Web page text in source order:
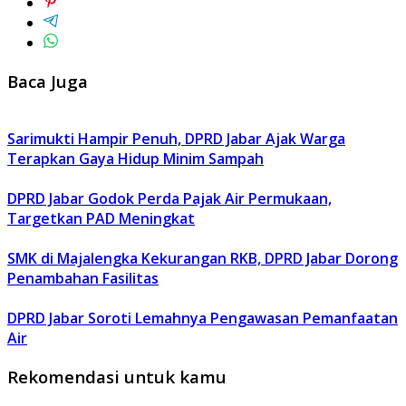
Baca Juga
Sarimukti Hampir Penuh, DPRD Jabar Ajak Warga
Terapkan Gaya Hidup Minim Sampah
DPRD Jabar Godok Perda Pajak Air Permukaan,
Targetkan PAD Meningkat
SMK di Majalengka Kekurangan RKB, DPRD Jabar Dorong
Penambahan Fasilitas
DPRD Jabar Soroti Lemahnya Pengawasan Pemanfaatan
Air
Rekomendasi untuk kamu